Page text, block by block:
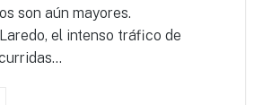
son aún mayores.
el intenso tráfico de